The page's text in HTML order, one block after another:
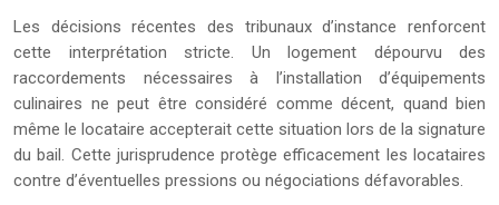
Les décisions récentes des tribunaux d’instance renforcent
cette interprétation stricte. Un logement dépourvu des
raccordements nécessaires à l’installation d’équipements
culinaires ne peut être considéré comme décent, quand bien
même le locataire accepterait cette situation lors de la signature
du bail. Cette jurisprudence protège efficacement les locataires
contre d’éventuelles pressions ou négociations défavorables.